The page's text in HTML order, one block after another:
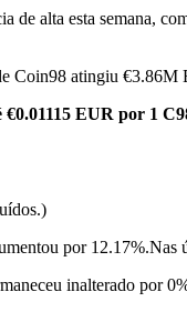
de alta esta semana,
Coin98 atingiu €3.86M
€0.01115 EUR por 1
por 12.17%.Nas
inalterado por